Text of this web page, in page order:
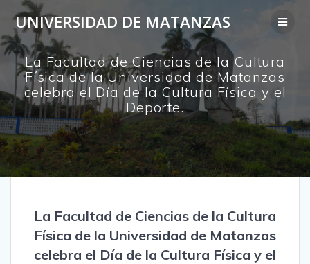
al
contenido
UNIVERSIDAD DE MATANZAS
La Facultad de Ciencias de la Cultura
Física de la Universidad de Matanzas
celebra el Día de la Cultura Física y el
Deporte.
La Facultad de Ciencias de la Cultura
Física de la Universidad de Matanzas
celebra el Día de la Cultura Física y el